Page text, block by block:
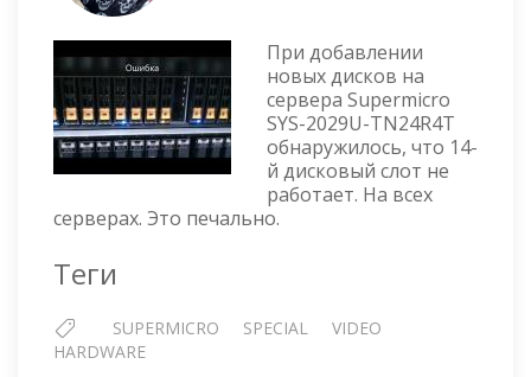
НА
СЕРВЕРЕ
SUPERMICRO
SYS-
2029U-
TN24R4T
При добавлении
новых дисков на
сервера Supermicro
SYS-2029U-TN24R4T
обнаружилось, что 14-
й дисковый слот не
работает. На всех
серверах. Это печально.
Теги
SUPERMICRO SPECIAL
VIDEO
HARDWARE